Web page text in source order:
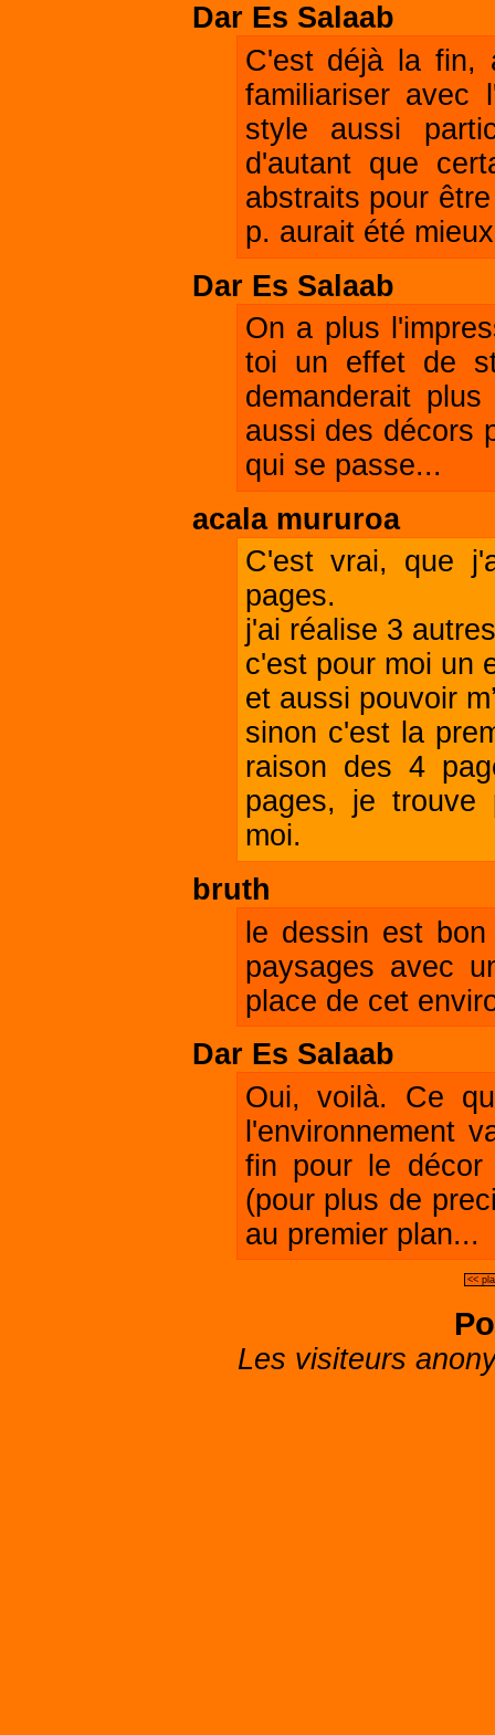
Dar Es Salaab
C'est déjà la fin,
familiariser avec
style aussi
d'autant que
abstraits pour
p. aurait été
Dar Es Salaab
On a plus
toi un effet de
demanderait
aussi des décors
qui se passe...
acala mururoa
C'est vrai, que
pages.
j'ai réalise 3
c'est pour moi un
et aussi pouvoir
sinon c'est la
raison des 4
pages, je trouve
moi.
bruth
le dessin est
paysages avec
place de cet
Dar Es Salaab
Oui, voilà. Ce
l'environnement
fin pour le décor
(pour plus de
au premier plan...
<<
Les visiteurs